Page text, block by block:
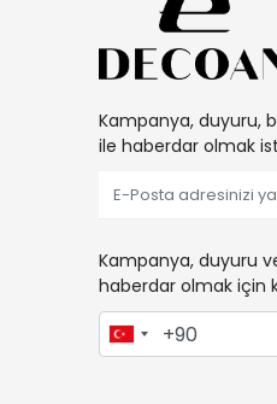
Kampanya, duyuru,
ile haberdar olmak
Kampanya, duyuru
haberdar olmak için